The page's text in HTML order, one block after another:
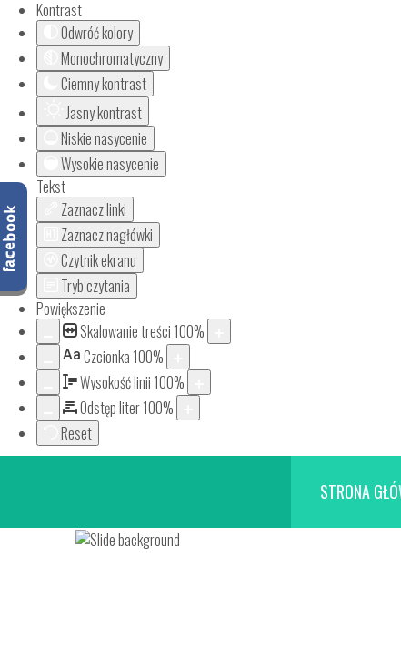
Kontrast
Odwróć kolory
Monochromatyczny
Ciemny kontrast
Jasny kontrast
Niskie nasycenie
Wysokie nasycenie
Tekst
Zaznacz linki
Zaznacz nagłówki
Czytnik ekranu
Tryb czytania
Powiększenie
Skalowanie treści 100%
Aa Czcionka 100%
Wysokość linii 100%
Odstęp liter100%
Reset
STRONA